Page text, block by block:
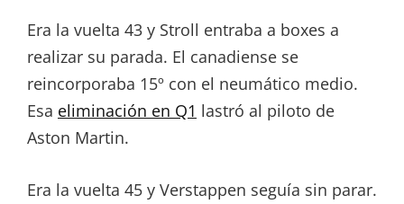
Era la vuelta 43 y Stroll entraba a boxes a
realizar su parada. El canadiense se
reincorporaba 15º con el neumático medio.
Esa eliminación en Q1 lastró al piloto de
Aston Martin.
Era la vuelta 45 y Verstappen seguía sin parar.